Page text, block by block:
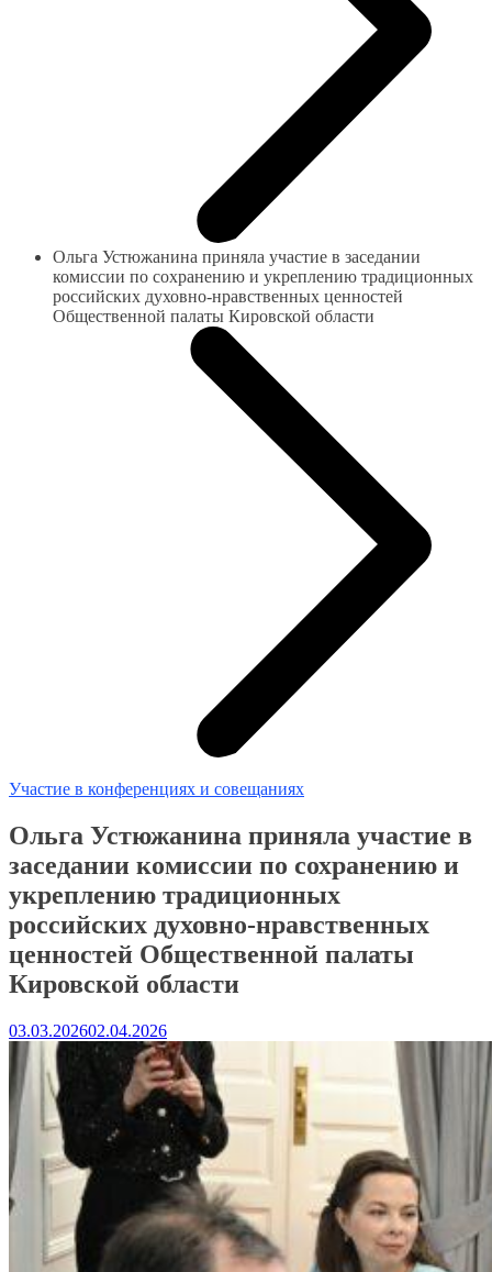
Ольга Устюжанина приняла участие в заседании
комиссии по сохранению и укреплению традиционных
российских духовно-нравственных ценностей
Общественной палаты Кировской области
Участие в конференциях и совещаниях
Ольга Устюжанина приняла участие в
заседании комиссии по сохранению и
укреплению традиционных
российских духовно-нравственных
ценностей Общественной палаты
Кировской области
03.03.202602.04.2026